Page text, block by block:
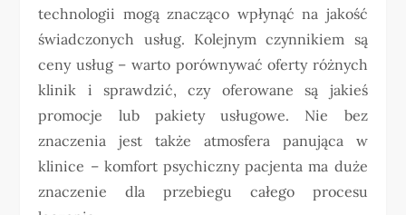
technologii mogą znacząco wpłynąć na jakość
świadczonych usług. Kolejnym czynnikiem są
ceny usług – warto porównywać oferty różnych
klinik i sprawdzić, czy oferowane są jakieś
promocje lub pakiety usługowe. Nie bez
znaczenia jest także atmosfera panująca w
klinice – komfort psychiczny pacjenta ma duże
znaczenie dla przebiegu całego procesu